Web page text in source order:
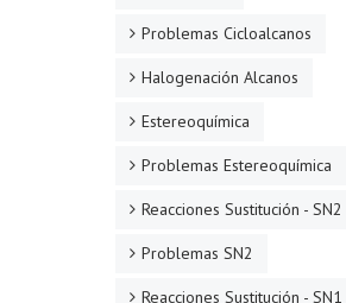
Problemas Cicloalcanos
Halogenación Alcanos
Estereoquímica
Problemas Estereoquímica
Reacciones Sustitución - SN2
Problemas SN2
Reacciones Sustitución - SN1